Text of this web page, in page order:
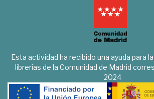
Esta actividad ha recibido una ayuda para
librerías de la Comunidad de Madrid
2024